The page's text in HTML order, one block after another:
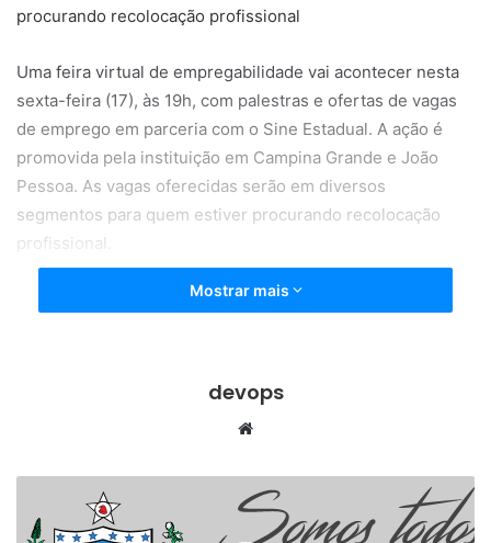
procurando recolocação profissional
Uma feira virtual de empregabilidade vai acontecer nesta
sexta-feira (17), às 19h, com palestras e ofertas de vagas
de emprego em parceria com o Sine Estadual. A ação é
promovida pela instituição em Campina Grande e João
Pessoa. As vagas oferecidas serão em diversos
segmentos para quem estiver procurando recolocação
profissional.
Devido ao período de isolamento social, essa será a
candidato participa da Feira e tem acesso às vagas de
@pitagorasfaculdadejp.
Mostrar mais
devops
b
s
i